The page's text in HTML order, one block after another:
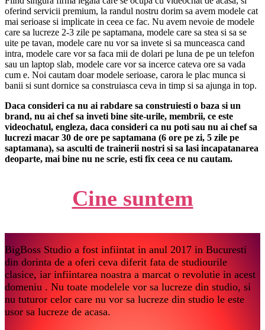
oferind servicii premium, la randul nostru dorim sa avem modele cat
mai serioase si implicate in ceea ce fac. Nu avem nevoie de modele
care sa lucreze 2-3 zile pe saptamana, modele care sa stea si sa se
uite pe tavan, modele care nu vor sa invete si sa munceasca cand
intra, modele care vor sa faca mii de dolari pe luna de pe un telefon
sau un laptop slab, modele care vor sa incerce cateva ore sa vada
cum e. Noi cautam doar modele serioase, carora le plac munca si
banii si sunt dornice sa construiasca ceva in timp si sa ajunga in top.
Daca consideri ca nu ai rabdare sa construiesti o baza si un
brand, nu ai chef sa inveti bine site-urile, membrii, ce este
videochatul, engleza, daca consideri ca nu poti sau nu ai chef sa
lucrezi macar 30 de ore pe saptamana (6 ore pe zi, 5 zile pe
saptamana), sa asculti de trainerii nostri si sa lasi incapatanarea
deoparte, mai bine nu ne scrie, esti fix ceea ce nu cautam.
Cine suntem
BigBoss Studio a fost infiintat in anul 2017 in Bucuresti
din dorinta de a oferi ceva diferit fata de studiourile
clasice, iar infiintarea noastra a marcat o revolutie in acest
domeniu . Nu toate modelele vor sa lucreze din studio, si
nu tuturor celor care nu vor sa lucreze din studio le este
usor sa lucreze de acasa.